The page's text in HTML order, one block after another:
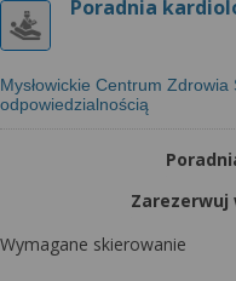
Poradnia
Mysłowickie Centrum Zdrowia
odpowiedzialnością
Wymagane skierowanie